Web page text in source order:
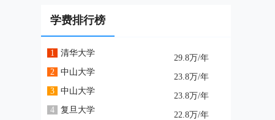
学费排行榜
1 清华大学
29.8万/年
2
中山大学
23.8万/年
3
中山大学
23.8万/年
4
复旦大学
22.8万/年